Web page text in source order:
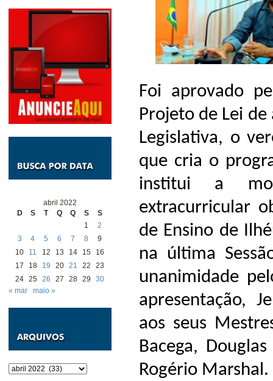
abril 2022
D
S T Q Q S
S
1
2
3
4 5 6 7 8
9
10
11 12 13 14 15
16
17
18 19 20 21 22
23
24 25 26 27 28 29
30
« mar
maio »
Arquivos
Foi aprovado
Projeto de Lei
Legislativa, o
que cria o
institui a
extracurricular
de Ensino de
na última
unanimidade
apresentação,
aos seus
Bacega,
Rogério Marshal.